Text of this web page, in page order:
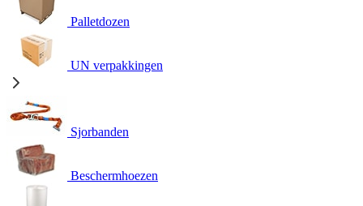
Palletdozen
UN verpakkingen
Sjorbanden
Beschermhoezen